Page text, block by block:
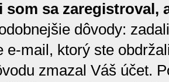
som sa zaregistroval,
dôvody:
e-mail, ktorý ste
zmazal Váš účet.